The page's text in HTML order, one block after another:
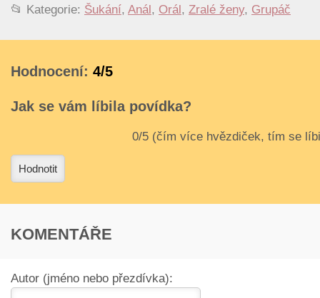
📂 Kategorie: Šukání, Anál , Orál , Zralé ženy, Grupáč
Hodnocení: 4/5
Jak se vám líbila povídka?
Hodnotit
KOMENTÁŘE
Autor (jméno nebo přezdívka):